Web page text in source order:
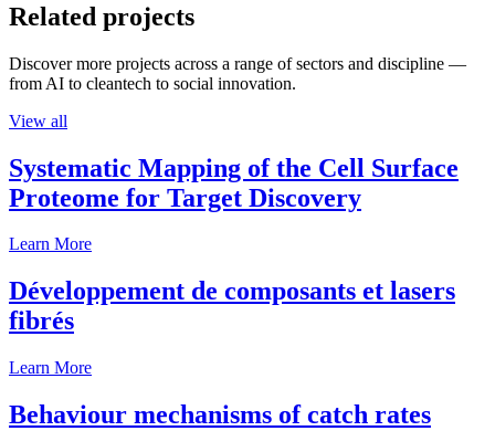
Related projects
Discover more projects across a range of sectors and discipline —
from AI to cleantech to social innovation.
View all
Systematic Mapping of the Cell Surface
Proteome for Target Discovery
Learn More
Développement de composants et lasers
fibrés
Learn More
Behaviour mechanisms of catch rates